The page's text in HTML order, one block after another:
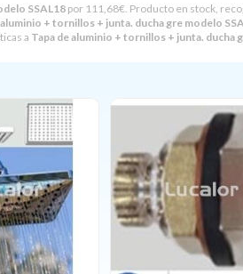
SSAL18 por 111,68€ . Producto en stock,
aluminio + tornillos + junta. ducha gre modelo
a Tapa de aluminio + tornillos + junta. ducha